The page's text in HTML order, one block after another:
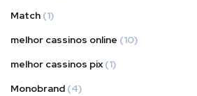
Match (1)
melhor cassinos online (10)
melhor cassinos pix (1)
Monobrand (4)